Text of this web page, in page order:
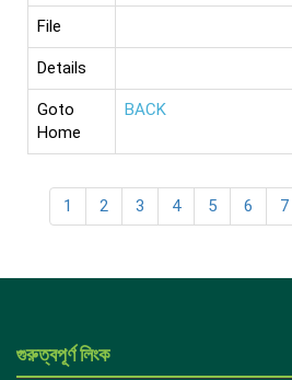
File
Details
Goto
Home
BACK
1 2 3 4 5 6 7
গুরুত্বপূর্ণ লিংক